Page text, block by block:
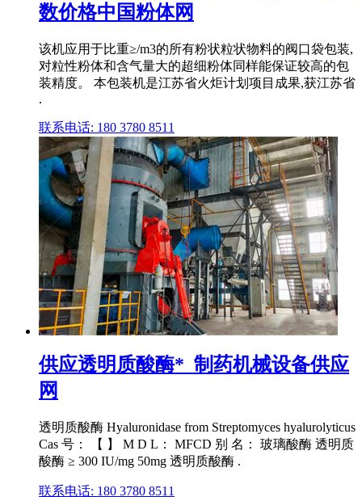
数价格中国粉体网
该机应用于比重≥/m3的所有粉状粒状物料的阀口袋包装,
对粒性粉体和含气量大的超细粉体同样能保证较高的包
装精度。 本包装机是江苏省火炬计划项目成果,获江苏省
.
联系电话: 180 3780 8511
供应透明质酸酶*_制药机械设备供应
网
透明质酸酶 Hyaluronidase from Streptomyces hyalurolyticus
Cas 号： 【 】 M D L： MFCD 别 名： 玻璃酸酶 透明质
酸酶 ≥ 300 IU/mg 50mg 透明质酸酶 .
联系电话: 180 3780 8511